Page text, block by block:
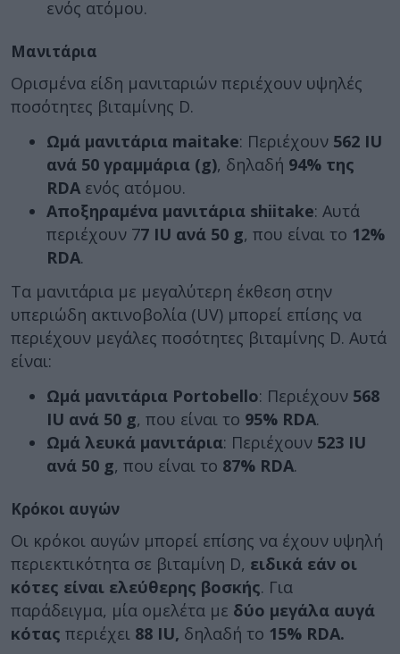
ενός ατόμου.
Μανιτάρια
Ορισμένα είδη μανιταριών περιέχουν υψηλές
ποσότητες βιταμίνης D.
Ωμά μανιτάρια maitake: Περιέχουν 562 IU
ανά 50 γραμμάρια (g), δηλαδή 94% της
RDA ενός ατόμου.
Αποξηραμένα μανιτάρια shiitake: Αυτά
περιέχουν 77 IU ανά 50 g, που είναι το 12%
RDA.
Τα μανιτάρια με μεγαλύτερη έκθεση στην
υπεριώδη ακτινοβολία (UV) μπορεί επίσης να
περιέχουν μεγάλες ποσότητες βιταμίνης D. Αυτά
είναι:
Ωμά μανιτάρια Portobello: Περιέχουν 568
IU ανά 50 g, που είναι το 95% RDA.
Ωμά λευκά μανιτάρια: Περιέχουν 523 IU
ανά 50 g, που είναι το 87% RDA.
Κρόκοι αυγών
Οι κρόκοι αυγών μπορεί επίσης να έχουν υψηλή
περιεκτικότητα σε βιταμίνη D, ειδικά εάν οι
κότες είναι ελεύθερης βοσκής. Για
παράδειγμα, μία ομελέτα με δύο μεγάλα αυγά
κότας περιέχει 88 IU, δηλαδή το 15% RDA.